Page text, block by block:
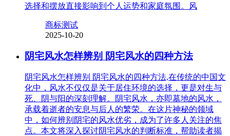
选择和摆放直接影响到个人运势和家庭氛围。风
商标测试
2025-10-20
阴宅风水怎样辨别 阴宅风水的四种方法
阴宅风水怎样辨别 阴宅风水的四种方法,在传统的中国文
化中，风水不仅仅是关于居住环境的选择，更是对生与
死、阴与阳的深刻理解。阴宅风水，亦即墓地的风水，
承载着逝者的安息与后人的繁荣。在这片神秘的领域
中，如何辨别阴宅的风水优劣，成为了许多人关注的焦
点。本文将深入探讨阴宅风水的判断标准，帮助读者揭